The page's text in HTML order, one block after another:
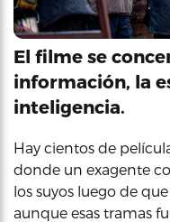
El filme se
información, la
inteligencia.
Hay cientos de
donde un exagente
los suyos luego de
aunque esas tramas